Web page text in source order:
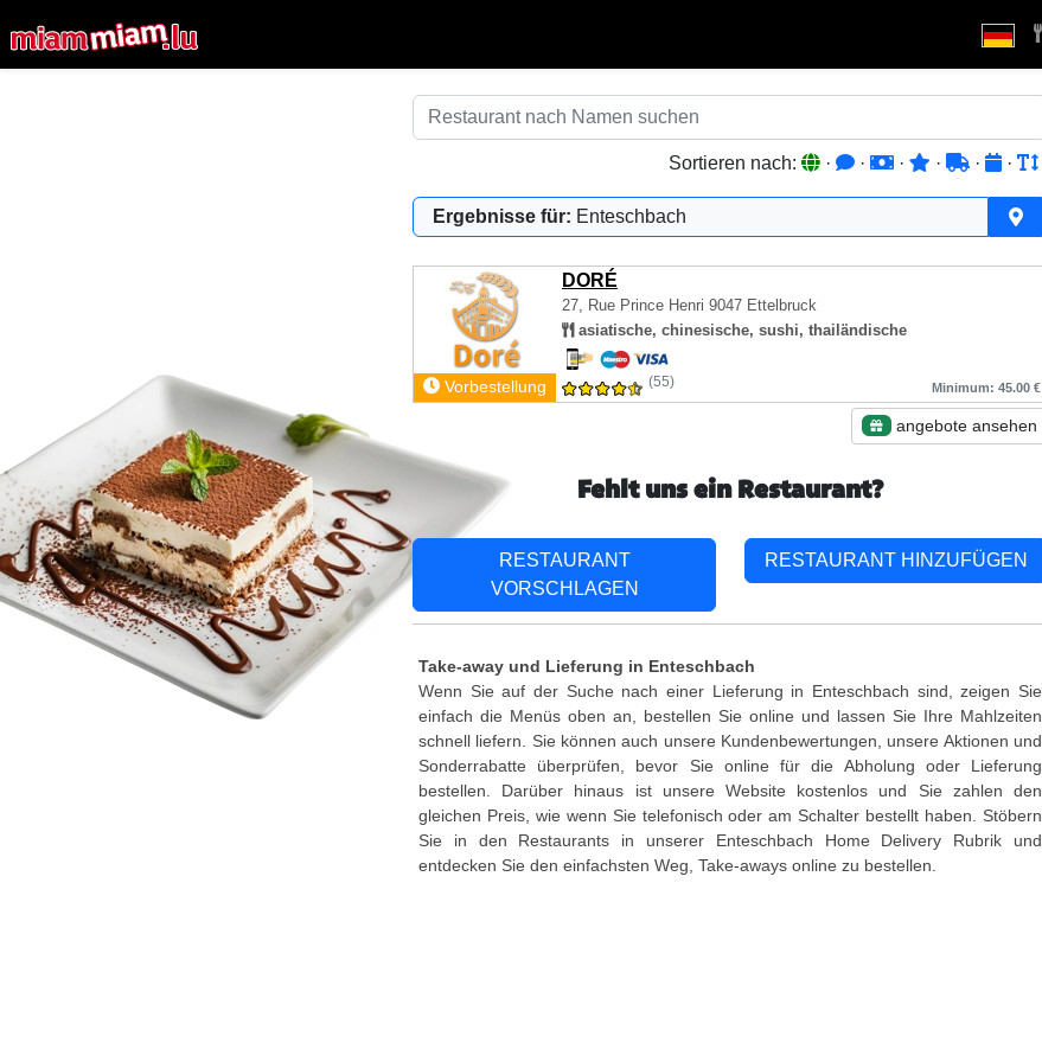
Sortieren nach: · · · · · ·
Ergebnisse für: Enteschbach
DORÉ
27, Rue Prince Henri 9047 Ettelbruck
asiatische, chinesische, sushi, thailändische
Vorbestellung (55) Minimum: 45.00 €
angebote ansehen
Fehlt uns ein Restaurant?
RESTAURANT
VORSCHLAGEN
RESTAURANT HINZUFÜGEN
Take-away und Lieferung in Enteschbach
Wenn Sie auf der Suche nach einer Lieferung in Enteschbach sind, zeigen Sie
einfach die Menüs oben an, bestellen Sie online und lassen Sie Ihre Mahlzeiten
schnell liefern. Sie können auch unsere Kundenbewertungen, unsere Aktionen und
Sonderrabatte überprüfen, bevor Sie online für die Abholung oder Lieferung
bestellen. Darüber hinaus ist unsere Website kostenlos und Sie zahlen den
gleichen Preis, wie wenn Sie telefonisch oder am Schalter bestellt haben. Stöbern
Sie in den Restaurants in unserer Enteschbach Home Delivery Rubrik und
entdecken Sie den einfachsten Weg, Take-aways online zu bestellen.